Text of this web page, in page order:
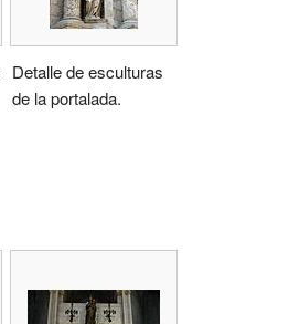
Detalle de esculturas
de la portalada.